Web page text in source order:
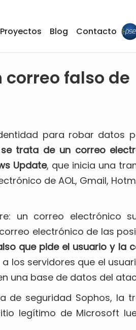
Proyectos Blog Contacto
falso de
para robar datos
se trata de un correo
Update, que inicia una
de AOL, Gmail,
un correo electrónico
electrónico de las
que pide el usuario y la
los servidores que el
una base de datos del
de seguridad Sophos, la
legítimo de Microsoft